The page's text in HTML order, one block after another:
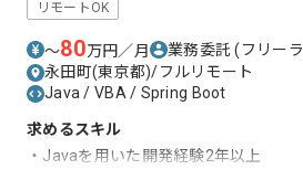
リモートOK
〜80万円／月 業務委託(フリー
永田町(東京都)/フルリモート
Java / VBA / Spring Boot
求めるスキル
・Javaを用いた開発経験2年以上